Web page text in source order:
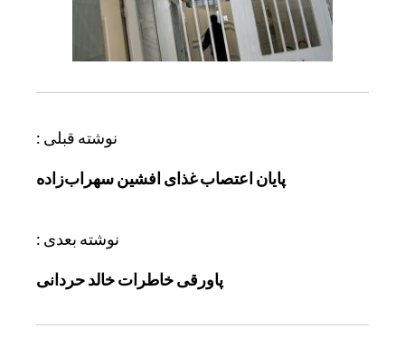
ش
نوشته قبلی :
پایان اعتصاب غذای افشین سهراب‌زاده
نوشته بعدی :
پاورقی خاطرات خالد حردانی